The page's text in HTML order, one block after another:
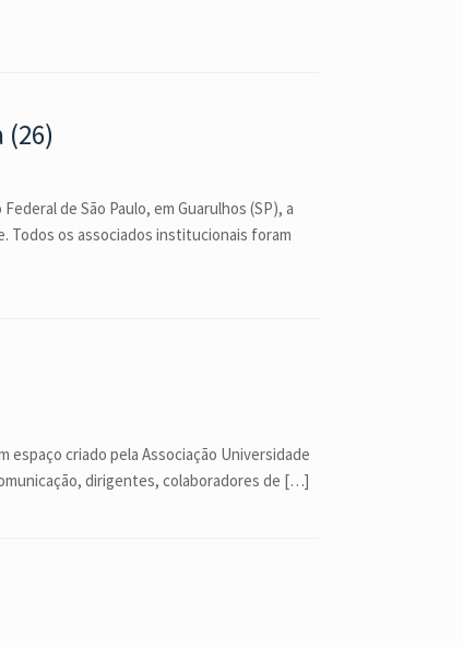
de São Paulo, em Guarulhos (SP), a
Todos os associados institucionais foram
espaço criado pela Associação Universidade
dirigentes, colaboradores de […]